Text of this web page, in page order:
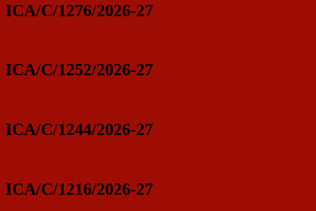
ICA/C/1276/2026-27
ICA/C/1252/2026-27
ICA/C/1244/2026-27
ICA/C/1216/2026-27